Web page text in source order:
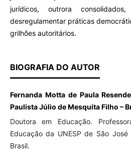
jurídicos, outrora
desregulamentar práticas
grilhões autoritários.
BIOGRAFIA DO AUTOR
Fernanda Motta de Paula
Paulista Júlio de Mesquita Filho –
Doutora em Educação.
Educação da UNESP de São
Brasil.